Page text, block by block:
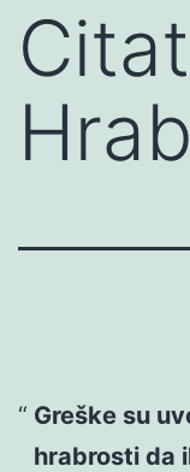
Greške su
hrabrosti da